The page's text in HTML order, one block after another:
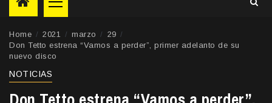
Primary
Menu
Home 2021 marzo
29
Don Tetto estrena “Vamos a perder”, primer adelanto de su
nuevo disco
NOTICIAS